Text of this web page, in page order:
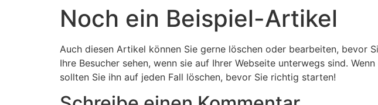
Noch ein Beispiel-Artikel
Auch diesen Artikel können Sie gerne löschen oder bearbeiten, bevor
Ihre Besucher sehen, wenn sie auf Ihrer Webseite unterwegs sind.
sollten Sie ihn auf jeden Fall löschen, bevor Sie richtig starten!